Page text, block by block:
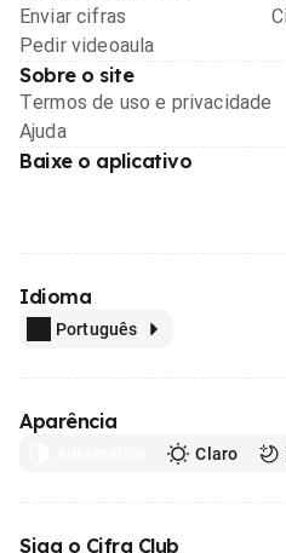
Enviar cifras
Pedir videoaula
Sobre o site
Termos de uso e privacidade
Ajuda
Baixe o aplicativo
Idioma
Português
Aparência
Claro
Siga o Cifra Club